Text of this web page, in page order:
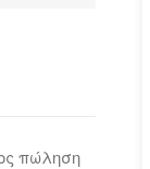
πώληση